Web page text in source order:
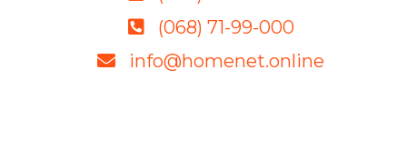
(068) 71-99-000
info@homenet.online